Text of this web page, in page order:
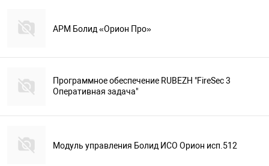
АРМ Болид «Орион Про»
Программное обеспечение RUBEZH "FireSec 3
Оперативная задача"
Модуль управления Болид ИСО Орион исп.512